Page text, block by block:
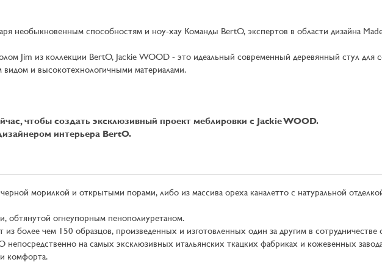
необыкновенным способностям и ноу-хау Команды BertO, экспертов в области дизайна
Jim из коллекции BertO, Jackie WOOD - это идеальный современный деревянный стул для
и высокотехнологичными материалами.
чтобы создать эксклюзивный проект меблировки с Jackie WOOD.
интерьера BertO.
черной морилкой и открытыми порами, либо из массива ореха каналетто с натуральной
обтянутой огнеупорным пенополиуретаном.
более чем 150 образцов, произведенных и изготовленных один за другим в сотрудничестве
непосредственно на самых эксклюзивных итальянских ткацких фабриках и кожевенных
и комфорта.